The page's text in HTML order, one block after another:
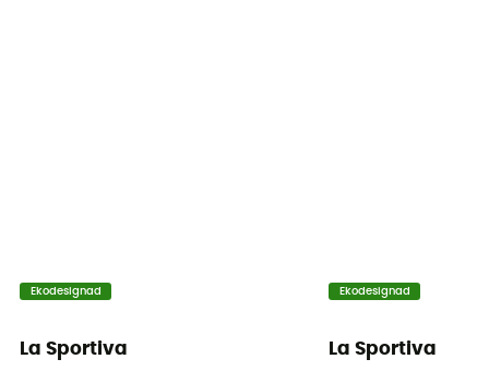
Ekodesignad
La Sportiva
Ekodesignad
La Sportiva